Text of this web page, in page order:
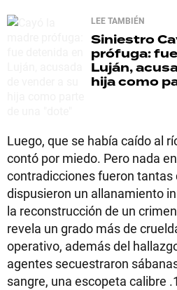
LEE TAMBIÉN
Siniestro
prófuga:
Luján,
hija como
Luego, que se había caído al
contó por miedo. Pero nada
contradicciones fueron tantas
dispusieron un allanamiento
la reconstrucción de un
revela un grado más de
operativo, además del
agentes secuestraron
sangre, una escopeta calibre